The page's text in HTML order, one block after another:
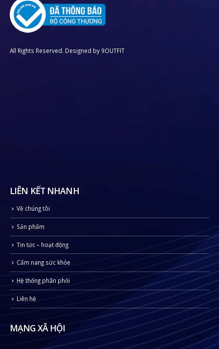
All Rights Reserved. Designed by 9OUTFIT
LIÊN KẾT NHANH
Về chúng tôi
Sản phẩm
Tin tức – hoạt động
Cẩm nang sức khỏe
Hệ thống phân phối
Liên hệ
MẠNG XÃ HỘI